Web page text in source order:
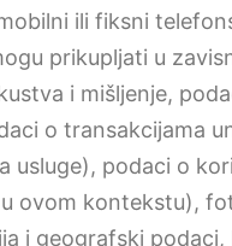
ili fiksni
prikupljati u
i mišljenje,
o transakcijama
usluge), podaci o
ovom kontekstu),
i geografski